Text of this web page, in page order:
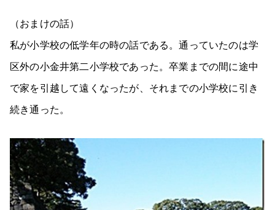
（おまけの話）
私が小学校の低学年の時の話である。通っていたのは学
区外の小金井第二小学校であった。卒業までの間に途中
で家を引越して遠くなったが、それまでの小学校に引き
続き通った。